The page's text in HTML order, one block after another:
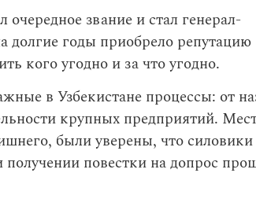
звание и стал генерал-
долгие годы приобрело репутацию
кого угодно и за что угодно.
в Узбекистане процессы: от
крупных предприятий.
были уверены, что силовики
повестки на допрос